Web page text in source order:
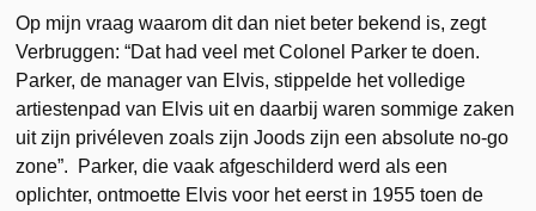
Op mijn vraag waarom dit dan niet beter bekend is, zegt
Verbruggen: “Dat had veel met Colonel Parker te doen.
Parker, de manager van Elvis, stippelde het volledige
artiestenpad van Elvis uit en daarbij waren sommige zaken
uit zijn privéleven zoals zijn Joods zijn een absolute no-go
zone”. Parker, die vaak afgeschilderd werd als een
oplichter, ontmoette Elvis voor het eerst in 1955 toen de